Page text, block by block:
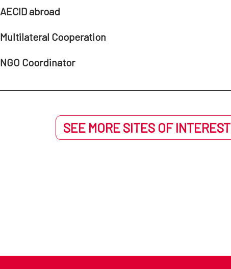
AECID abroad
Multilateral Cooperation
NGO Coordinator
SEE MORE SITES OF INTEREST